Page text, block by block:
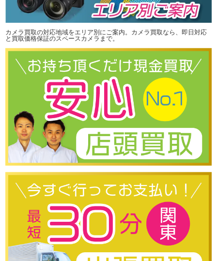
カメラ買取の対応地域をエリア別にご案内。カメラ買取なら、即日対応
と買取価格保証のスペースカメラまで。